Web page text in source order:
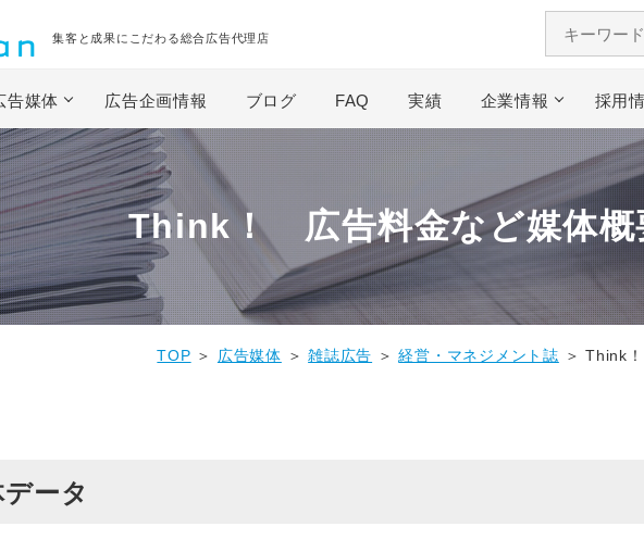
集客と成果にこだわる総合広告代理店
告媒体 広告企画情報 ブログ FAQ 実績 企業情報 採用
Think！ 広告料金など媒体概
TOP ＞ 広告媒体 ＞雑誌広告 ＞経営・マネジメント誌 ＞ Think！
ータ